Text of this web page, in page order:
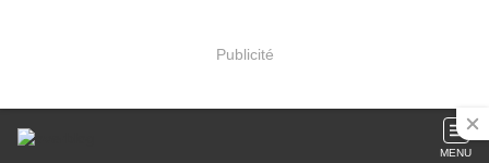
Publicité
MENU